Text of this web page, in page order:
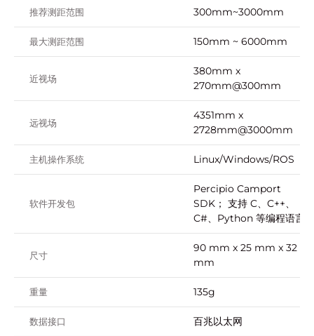
推荐测距范围 300mm~3000mm
最大测距范围 150mm ~ 6000mm
近视场
380mm x
270mm@300mm
远视场
4351mm x
2728mm@3000mm
主机操作系统 Linux/Windows/ROS
软件开发包
Percipio Camport
SDK； 支持 C、C++、
C#、Python 等编程语言
尺寸
90 mm x 25 mm x 32
mm
重量 135g
数据接口 百兆以太⽹